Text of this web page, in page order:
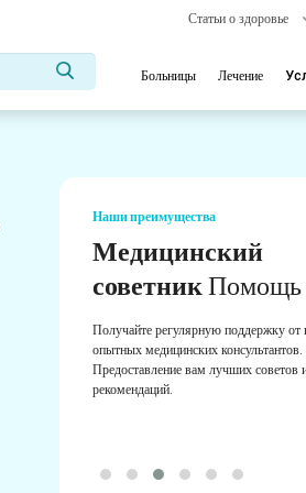
Статьи о здоровье
Больницы Лечение
Наши преимущества
Медицинский
советникПомощь
Получайте регулярную поддержку от
опытных медицинских консультантов.
Предоставление вам лучших советов
рекомендаций.